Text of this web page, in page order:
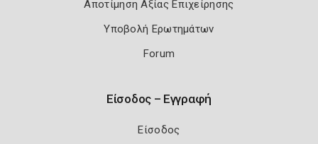
Αποτίμηση Αξίας Επιχείρησης
Υποβολή Ερωτημάτων
Forum
Είσοδος – Εγγραφή
Είσοδος